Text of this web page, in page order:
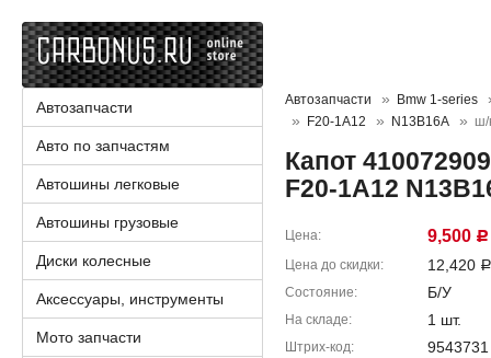
Автозапчасти
Bmw 1-series
F20-1A12
N13B16A ш/
Капот
F20-1A12
Цена 9,500 Р
Цена до скидки 12,420 Р
Состояние Б/У
На складе 1 шт.
Штрих-код 9543731
Автозапчасти
Авто по запчастям
Автошины легковые
Автошины грузовые
Диски колесные
Аксессуары, инструменты
Мото запчасти